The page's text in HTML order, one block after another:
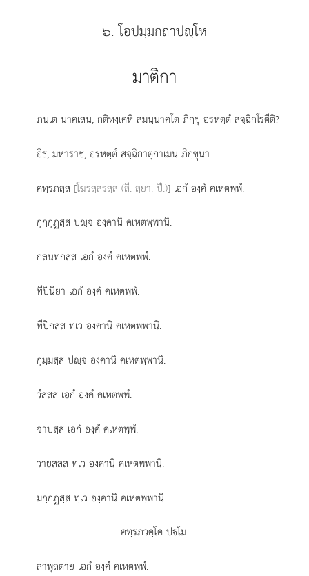
๖. โอปมฺมกถาปฺโห
มาติกา
ภนฺเตนาคเสน, กติหงฺเคหิ สมนฺนาคโต ภิกฺขุ อรหตฺตํ สจฺฉิกโรตีติ?
อิธ, มหาราช, อรหตฺตํ สจฺฉิกาตุกาเมน ภิกฺขุนา –
คทฺรภสฺส [โฆรสฺสรสฺส (สี. สฺยา. ปี.)] เอกํ องฺคํ คเหตพฺพํ.
กุกฺกุฏสฺส ปฺจ องฺคานิ คเหตพฺพานิ.
กลนฺทกสฺส เอกํ องฺคํ คเหตพฺพํ.
ทีปินิยา เอกํ องฺคํ คเหตพฺพํ.
ทีปิกสฺส ทฺเว องฺคานิ คเหตพฺพานิ.
กุมฺมสฺส ปฺจ องฺคานิ คเหตพฺพานิ.
วํสสฺส เอกํ องฺคํ คเหตพฺพํ.
จาปสฺส เอกํ องฺคํ คเหตพฺพํ.
วายสสฺส ทฺเว องฺคานิ คเหตพฺพานิ.
มกฺกฏสฺส ทฺเว องฺคานิ คเหตพฺพานิ.
คทฺรภวคฺโค ปโม.
ลาพุลตาย เอกํ องฺคํ คเหตพฺพํ.